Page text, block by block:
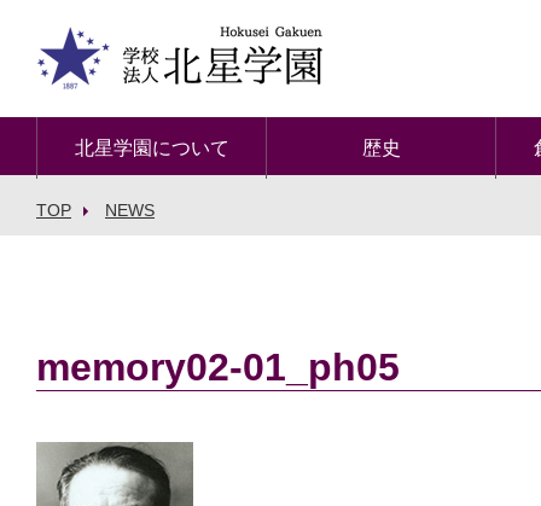
北星学園について 歴史
TOP NEWS
memory02-01_ph05